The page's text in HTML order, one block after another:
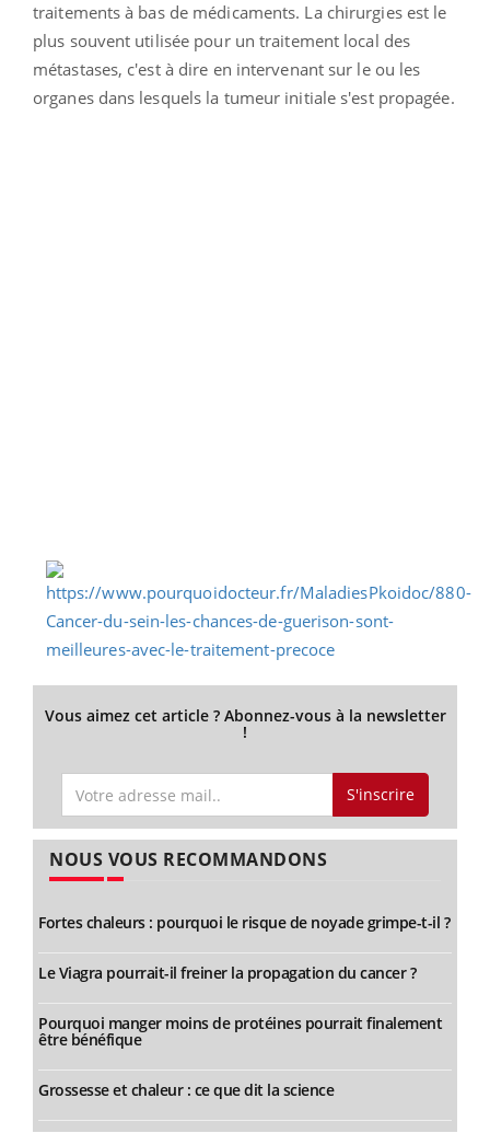
traitements à bas de médicaments. La chirurgies est le
plus souvent utilisée pour un traitement local des
métastases, c'est à dire en intervenant sur le ou les
organes dans lesquels la tumeur initiale s'est propagée.
Vous aimez cet article ? Abonnez-vous à la newsletter
!
S'inscrire
NOUS VOUS RECOMMANDONS
Fortes chaleurs : pourquoi le risque de noyade grimpe-t-il ?
Le Viagra pourrait-il freiner la propagation du cancer ?
Pourquoi manger moins de protéines pourrait finalement
être bénéfique
Grossesse et chaleur : ce que dit la science